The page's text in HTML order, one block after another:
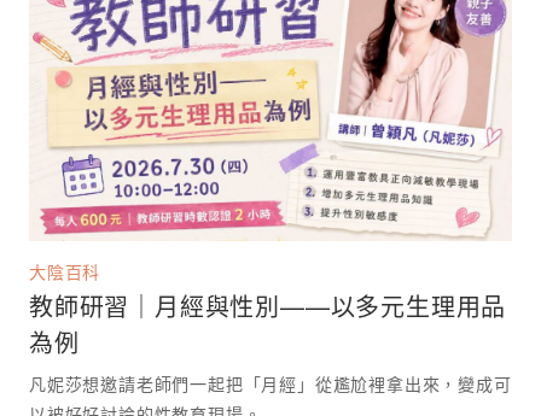
大陰百科
教師研習｜月經與性別——以多元生理用品
為例
凡妮莎想邀請老師們一起把「月經」從尷尬裡拿出來，變成可